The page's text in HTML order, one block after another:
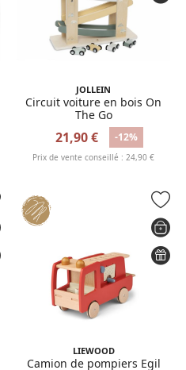
JOLLEIN
Circuit voiture en bois On
The Go
21,90 € -12%
Prix de vente conseillé : 24,90 €
LIEWOOD
Camion de pompiers Egil